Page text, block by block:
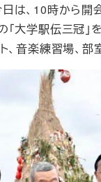
、10時から開
「大学駅伝三冠
、音楽練習場、